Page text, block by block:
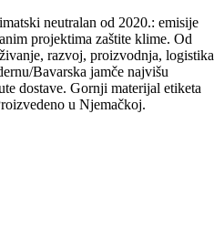
neutralan od 2020.: emisije
projektima zaštite klime. Od
razvoj, proizvodnja, logistika
Bavarska jamče najvišu
dostave. Gornji materijal etiketa
u Njemačkoj.